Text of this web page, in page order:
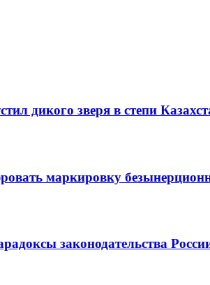
дикого зверя в степи
маркировку
законодательства